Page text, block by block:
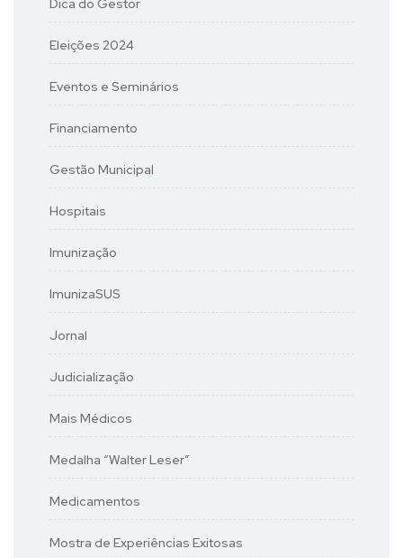
Dica do Gestor
Eleições 2024
Eventos e Seminários
Financiamento
Gestão Municipal
Hospitais
Imunização
ImunizaSUS
Jornal
Judicialização
Mais Médicos
Medalha “Walter Leser”
Medicamentos
Mostra de Experiências Exitosas